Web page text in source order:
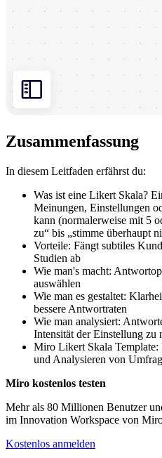
Zusammenfassung
In diesem Leitfaden erfährst du:
Was ist eine Likert Skala?
Meinungen, Einstellungen
kann (normalerweise mit 5
zu“ bis „stimme überhaupt
Vorteile: Fängt subtiles
Studien ab
Wie man's macht:
auswählen
Wie man es gestaltet:
bessere Antwortraten
Wie man analysiert:
Intensität der Einstellung zu
Miro Likert Skala
und Analysieren von
Miro kostenlos testen
Mehr als 80 Millionen Benutzer
im Innovation Workspace von
Kostenlos anmelden